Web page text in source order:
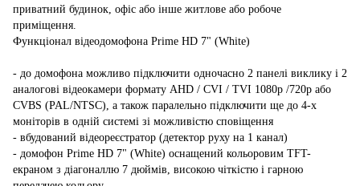
приватний будинок, офіс або інше житлове або робоче
приміщення.
Функціонал відеодомофона Prime HD 7" (White)
- до домофона можливо підключити одночасно 2 панелі виклику і 2
аналогові відеокамери формату AHD / CVI / TVI 1080p /720p або
CVBS (PAL/NTSC), а також паралельно підключити ще до 4-х
моніторів в одній системі зі можливістю сповіщення
- вбудований відеореєстратор (детектор руху на 1 канал)
- домофон Prime HD 7" (White) оснащений кольоровим TFT-
екраном з діагоналлю 7 дюймів, високою чіткістю і гарною